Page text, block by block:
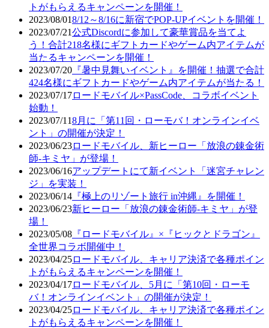
トがもらえるキャンペーンを開催！
2023/08/018/12～8/16に新宿でPOP-UPイベントを開催！
2023/07/21公式Discordに参加して豪華賞品を当てよ
う！合計218名様にギフトカードやゲーム内アイテムが
当たるキャンペーンを開催！
2023/07/20 『暑中見舞いイベント』を開催！抽選で合計
424名様にギフトカードやゲーム内アイテムが当たる！
2023/07/17ロードモバイル×PassCode、コラボイベント
始動！
2023/07/118月に「第11回・ローモバ！オンラインイベ
ント」の開催が決定！
2023/06/23ロードモバイル、新ヒーロー「放浪の錬金術
師-キミヤ」が登場！
2023/06/16アップデートにて新イベント「迷宮チャレン
ジ」を実装！
2023/06/14 『極上のリゾート旅行 in沖縄』を開催！
2023/06/23新ヒーロー「放浪の錬金術師-キミヤ」が登
場！
2023/05/08 『ロードモバイル』×『ヒックとドラゴン』
全世界コラボ開催中！
2023/04/25ロードモバイル、キャリア決済で各種ポイン
トがもらえるキャンペーンを開催！
2023/04/17ロードモバイル、5月に「第10回・ローモ
バ！オンラインイベント」の開催が決定！
2023/04/25ロードモバイル、キャリア決済で各種ポイン
トがもらえるキャンペーンを開催！